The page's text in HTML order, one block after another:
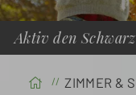
Aktiv den
ZIMMER &